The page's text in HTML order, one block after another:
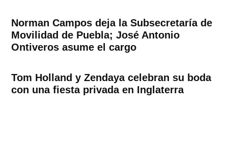
Norman Campos deja la Subsecretaría de
Movilidad de Puebla; José Antonio
Ontiveros asume el cargo
Tom Holland y Zendaya celebran su boda
con una fiesta privada en Inglaterra